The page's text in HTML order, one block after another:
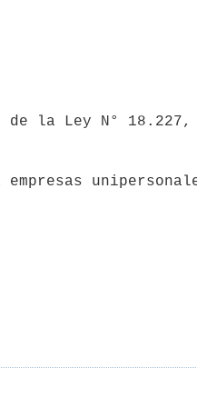
la Ley N° 18.227,